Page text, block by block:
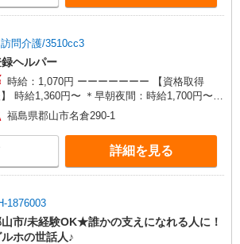
朝夜間（〜8:00、18:00〜）：時給1,700円〜
が同時給 ◎キャンセル手当：職務時給の60％支
問介護/3510cc3
ヘルパー
時給：1,070円 ーーーーーーー 【資格取得
：時給1,700円〜
福島県郡山市名倉290-1
詳細を見る
1876003
市/未経験OK★誰かの支えになれる人に！
ルホの世話人♪